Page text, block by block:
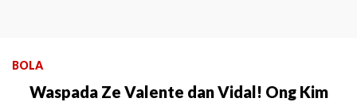
BOLA
Waspada Ze Valente dan Vidal! Ong Kim